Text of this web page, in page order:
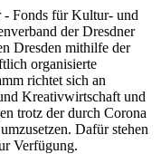
Fonds für Kultur- und
der Dresdner
Dresden mithilfe der
organisierte
richtet sich an
Kreativwirtschaft und
trotz der durch Corona
Dafür stehen
Verfügung.